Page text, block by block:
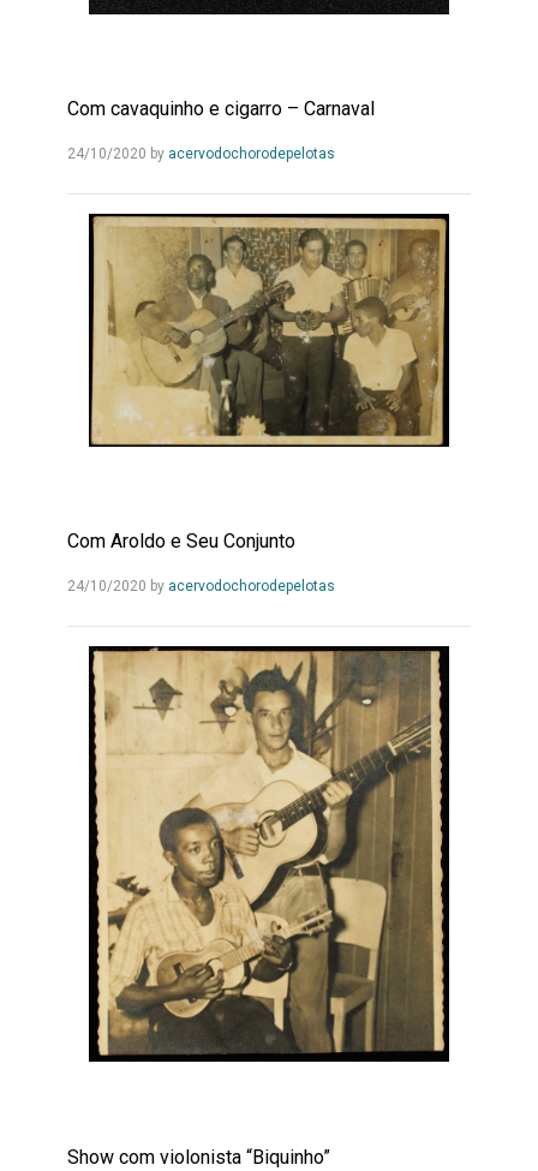
Com cavaquinho e cigarro – Carnaval
24/10/2020 by acervodochorodepelotasLeia
Com Aroldo e Seu Conjunto
24/10/2020 by acervodochorodepelotasLeia
Show com violonista “Biquinho”